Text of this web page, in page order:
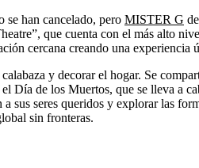
han cancelado, pero MISTER G
que cuenta con el más alto
cercana creando una experiencia
y decorar el hogar. Se
Día de los Muertos, que se lleva a
seres queridos y explorar las
sin fronteras.